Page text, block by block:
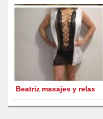
Beatriz masajes y relax